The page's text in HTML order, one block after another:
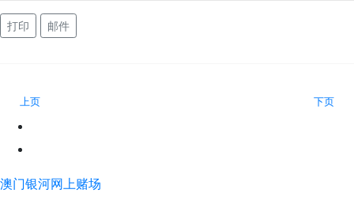
打印 邮件
上页 下页
澳门银河网上赌场